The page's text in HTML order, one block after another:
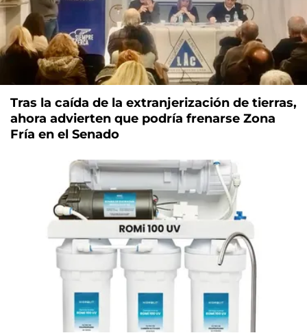
Tras la caída de la extranjerización de tierras,
ahora advierten que podría frenarse Zona
Fría en el Senado